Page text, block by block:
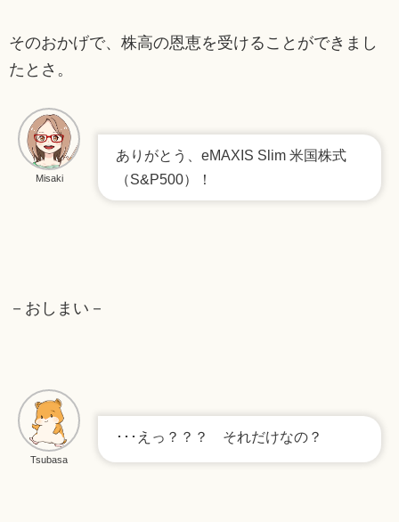
そのおかげで、株高の恩恵を受けることができまし
たとさ。
Misaki
ありがとう、eMAXIS Slim 米国株式
（S&P500）！
－おしまい－
Tsubasa
･･･えっ？？？ それだけなの？